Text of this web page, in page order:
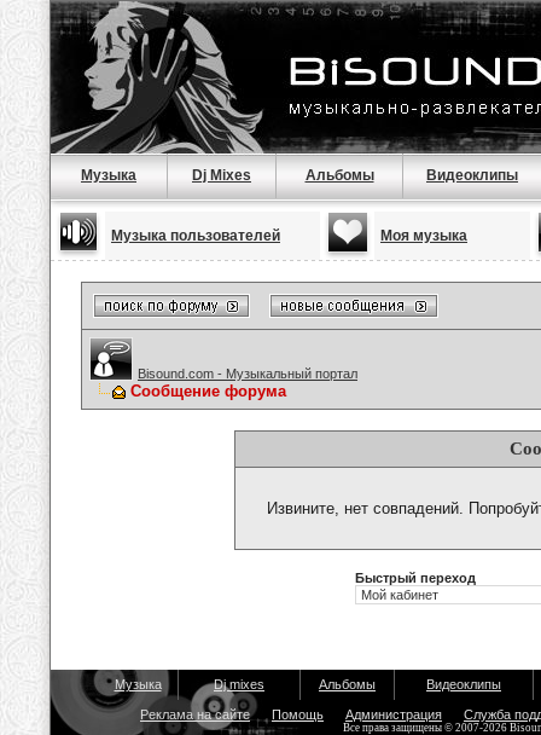
Музыка Dj Mixes Альбомы Видеоклипы
Музыка пользователей Моя музыка
Bisound.com - Музыкальный портал
Сообщение форума
Извините, нет совпадений.
Быстрый переход
Музыка Dj mixes Альбомы Видеоклипы
Реклама на сайте Помощь Администрация Служба
Все права защищены © 2007-2026